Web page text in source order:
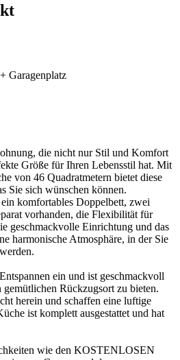
Garagenplatz
die nicht nur Stil und Komfort
Größe für Ihren Lebensstil hat. Mit
von 46 Quadratmetern bietet diese
Sie sich wünschen können.
komfortables Doppelbett, zwei
vorhanden, die Flexibilität für
geschmackvolle Einrichtung und das
harmonische Atmosphäre, in der Sie
ein und ist geschmackvoll
Rückzugsort zu bieten.
herein und schaffen eine luftige
ist komplett ausgestattet und hat
wie den KOSTENLOSEN